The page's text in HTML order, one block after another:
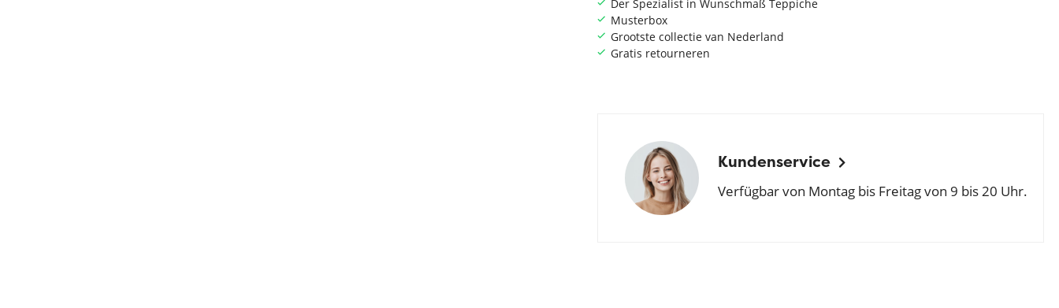
Der Spezialist in Wunschmaß Teppiche
Musterbox
Grootste collectie van Nederland
Gratis retourneren
Kundenservice
Verfügbar von Montag bis Freitag von 9 bis 20 Uhr.